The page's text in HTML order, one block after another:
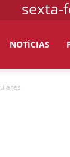
sexta-
NOTÍCIAS